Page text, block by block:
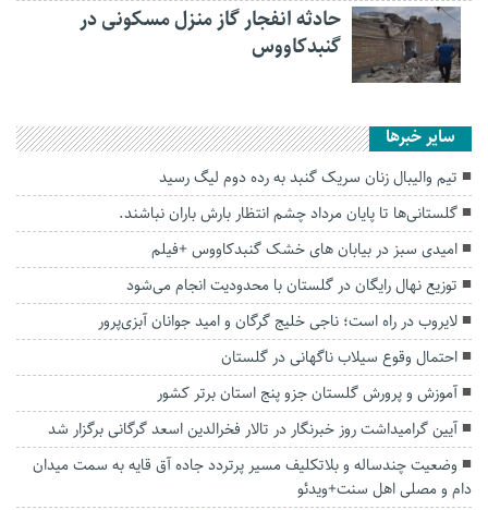
حادثه انفجار گاز منزل مسکونی در
گنبدکاووس
سایر خبرها
تیم والیبال زنان سریک گنبد به رده دوم لیگ رسید
گلستانی‌ها تا پایان مرداد چشم انتظار بارش باران نباشند.
امیدی سبز در بیابان های خشک گنبدکاووس +فیلم
توزیع نهال رایگان در گلستان با محدودیت انجام می‌شود
لایروب در راه است؛ ناجی خلیج گرگان و امید جوانان آبزی‌پرور
احتمال وقوع سیلاب ناگهانی در گلستان
آموزش و پرورش گلستان جزو پنج استان برتر کشور
آیین گرامیداشت روز خبرنگار در تالار فخرالدین اسعد گرگانی برگزار شد
وضعیت چندساله و بلاتکلیف مسیر پرتردد جاده آق قایه به سمت میدان
دام و مصلی اهل سنت+ویدئو